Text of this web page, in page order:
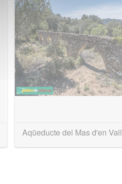
Aqüeducte del Mas d'en Vall